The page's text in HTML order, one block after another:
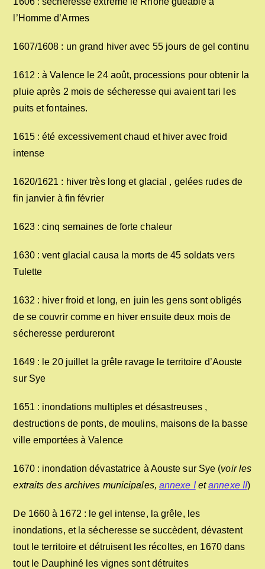
l’Homme d’Armes
1607/1608 : un grand hiver avec 55 jours de gel continu
1612 : à Valence le 24 août, processions pour obtenir la
pluie après 2 mois de sécheresse qui avaient tari les
puits et fontaines.
1615 : été excessivement chaud et hiver avec froid
intense
1620/1621 : hiver très long et glacial , gelées rudes de
fin janvier à fin février
1623 : cinq semaines de forte chaleur
1630 : vent glacial causa la morts de 45 soldats vers
Tulette
1632 : hiver froid et long, en juin les gens sont obligés
de se couvrir comme en hiver ensuite deux mois de
sécheresse perdureront
1649 : le 20 juillet la grêle ravage le territoire d’Aouste
sur Sye
1651 : inondations multiples et désastreuses ,
destructions de ponts, de moulins, maisons de la basse
ville emportées à Valence
1670 : inondation dévastatrice à Aouste sur Sye (voir les
extraits des archives municipales, annexe Ietannexe II)
De 1660 à 1672 : le gel intense, la grêle, les
inondations, et la sécheresse se succèdent, dévastent
tout le territoire et détruisent les récoltes, en 1670 dans
tout le Dauphiné les vignes sont détruites